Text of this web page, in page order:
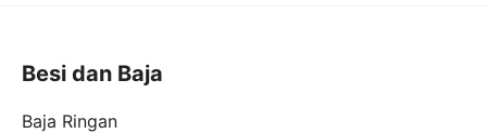
Besi dan Baja
Baja Ringan